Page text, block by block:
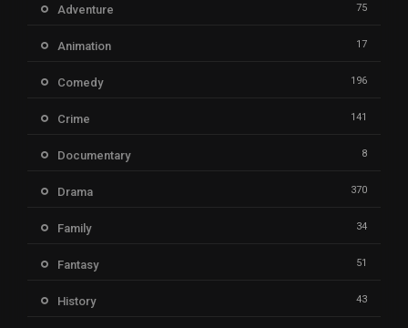
Adventure 75
Animation 17
Comedy 196
Crime 141
Documentary 8
Drama 370
Family 34
Fantasy 51
History 43